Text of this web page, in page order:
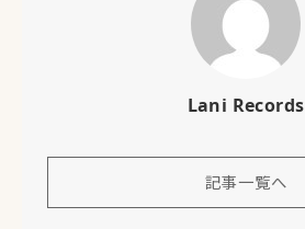
Lani Records
記事一覧へ